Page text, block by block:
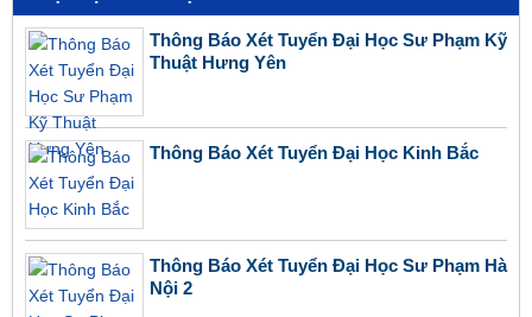
Thông Báo Xét Tuyển Đại Học Sư Phạm Kỹ
Thuật Hưng Yên
Thông Báo Xét Tuyển Đại Học Kinh Bắc
Thông Báo Xét Tuyển Đại Học Sư Phạm Hà
Nội 2